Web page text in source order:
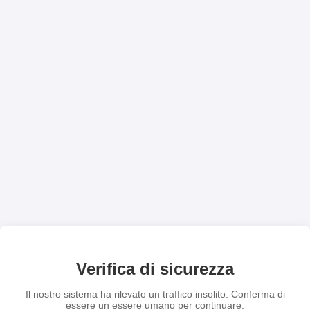
Verifica di sicurezza
Il nostro sistema ha rilevato un traffico insolito. Conferma di
essere un essere umano per continuare.